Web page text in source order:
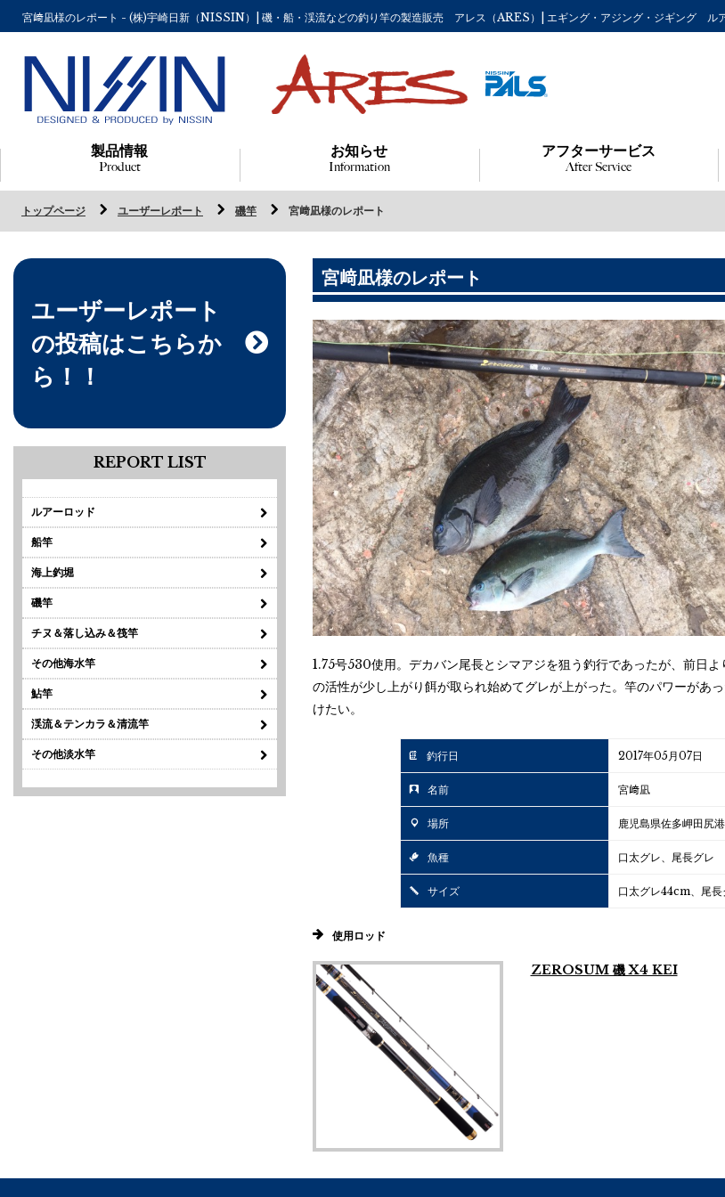
宮﨑凪様のレポート - (株)宇崎日新（NISSIN）| 磯・船・渓流などの釣り竿の製造販売 アレス（ARES）| エギング・アジング・ジギング ル
製品情報
Product
お知らせ
Information
アフターサービス
After Service
トップページ ユーザーレポート 磯竿 宮﨑凪様のレポート
ユーザーレポート
の投稿はこちらか
ら！！
REPORT LIST
ルアーロッド
船竿
海上釣堀
磯竿
チヌ＆落し込み＆筏竿
その他海水竿
鮎竿
渓流＆テンカラ＆清流竿
その他淡水竿
宮﨑凪様のレポート
1.75号530使用。デカバン尾長とシマアジを狙う釣行であったが、前日
の活性が少し上がり餌が取られ始めてグレが上がった。竿のパワーがあ
けたい。
釣行日 2017年05月07日
名前 宮﨑凪
場所 鹿児島県佐多岬田尻
魚種 口太グレ、尾長グレ
サイズ 口太グレ44cm、尾
使用ロッド
ZEROSUM 磯 X4 KEI